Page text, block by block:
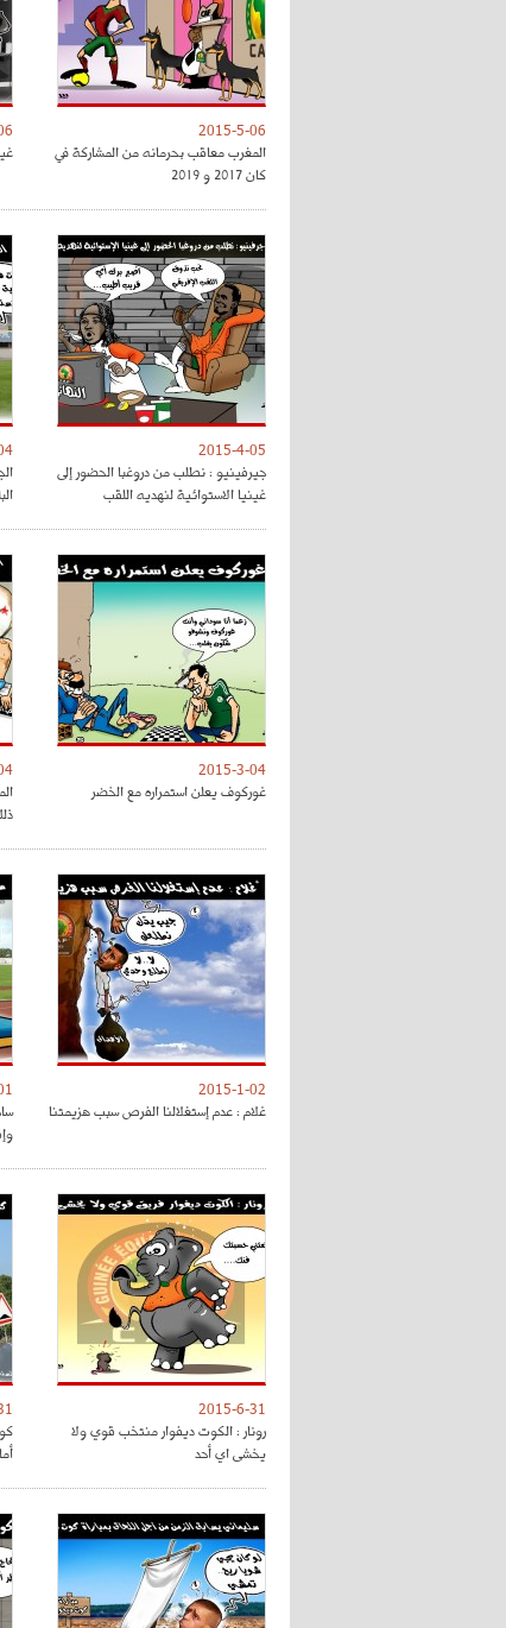
2015-5-06
المغرب معاقب بحرمانه من المشاركة في
كان 2017 و 2019
2015-4-05
جيرفينيو : نطلب من دروغبا الحضور إلى
غينيا الاستوائية لنهديه اللقب
2015-3-04
غوركوف يعلن استمراره مع الخضر
2015-1-02
غلام : عدم إستغلالنا الفرص سبب هزيمتنا
2015-6-31
رونار : الكوت ديفوار منتخب قوي ولا
يخشى اي أحد